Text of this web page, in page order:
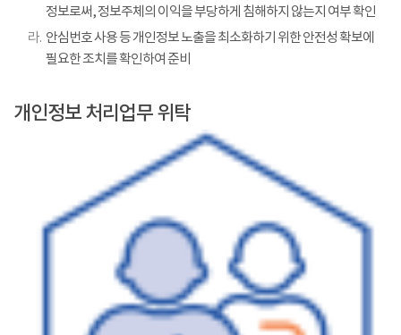
정보로써, 정보주체의 이익을 부당하게 침해하지 않는지 여부 확인
라. 안심번호 사용 등 개인정보 노출을 최소화하기 위한 안전성 확보에
필요한 조치를 확인하여 준비
개인정보 처리업무 위탁